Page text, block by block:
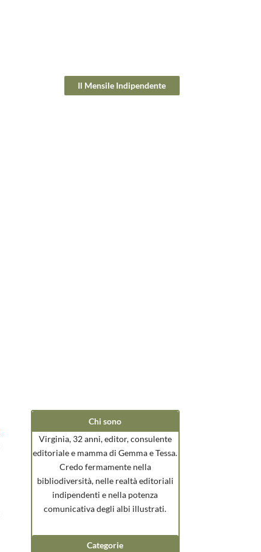
Il Mensile Indipendente
Chi sono
Virginia, 32 anni, editor, consulente
editoriale e mamma di Gemma e Tessa.
Credo fermamente nella
bibliodiversità, nelle realtà editoriali
indipendenti e nella potenza
comunicativa degli albi illustrati.
Categorie